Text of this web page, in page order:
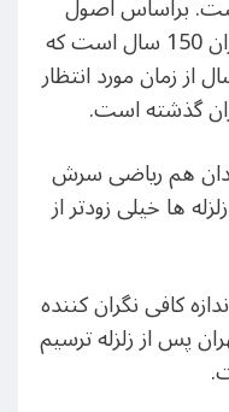
ریاضی، دوره بازگشت زلزله در تهران 150 سال است که
حساب در حال حاضر 30 سال از زمان مورد انتظار
گذشته است.
چندان هم ریاضی سرش
ها خیلی زودتر از
کافی نگران کننده
پس از زلزله ترسیم